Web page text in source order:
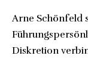
Arne Schönfeld
Diskretion